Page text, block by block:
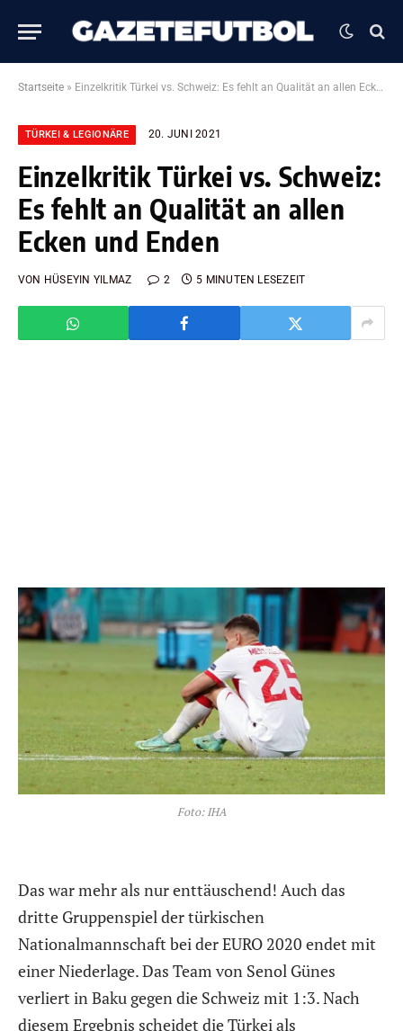
Startseite » Einzelkritik Türkei vs. Schweiz: Es fehlt an Qualität an allen Ecken und Enden
TÜRKEI & LEGIONÄRE 20. JUNI 2021
Einzelkritik Türkei vs. Schweiz:
Es fehlt an Qualität an allen
Ecken und Enden
VON HÜSEYIN YILMAZ 2 5 MINUTEN LESEZEIT
Foto: IHA
Das war mehr als nur enttäuschend! Auch das
dritte Gruppenspiel der türkischen
Nationalmannschaft bei der EURO 2020 endet mit
einer Niederlage. Das Team von Senol Günes
verliert in Baku gegen die Schweiz mit 1:3. Nach
diesem Ergebnis scheidet die Türkei als